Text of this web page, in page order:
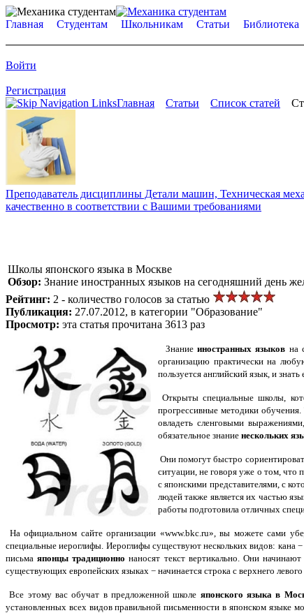
Главная Студентам Школьникам Статьи Библиотека
Войти
Регистрация
Главная
Статьи Список статей
Преподаватель дисциплины Детали машин, Техническая
качественно в соответствии с Вашими требованиями
Школы японского языка в Москве
Обзор: Знание иностранных языков на сегодняшний день
Рейтинг: 2 - количество голосов за статью
Публикация: 27.07.2012, в категории "Образование"
Просмотр: эта статья прочитана 3613 раз
Знание иностранных языков на
организацию практически на
пользуется английский язык, и
Открыты специальные школы,
прогрессивные методики
овладеть сленговыми
обязательное знание нескольких
Они помогут быстро
ситуации, не говоря уже о том, что
с японскими представителями, с
людей также является их частью
работы подготовила отличных
На официальном сайте организации «www.bkc.ru», вы можете сами
специальные иероглифы. Иероглифы существуют нескольких видов: кана
письмаяпонцы традиционно наносят текст вертикально. Они
существующих европейских языках − начинается строка с верхнего
Все этому вас обучат в предложенной школе японского языка в
установленных всех видов правильной письменности в японском языке